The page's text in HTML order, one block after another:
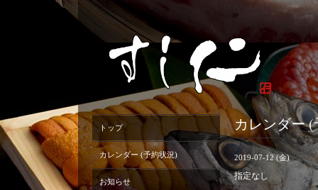
カレンダー
2019-07-12 (金)
指定なし
トップ
カレンダー (予約状況)
お知らせ